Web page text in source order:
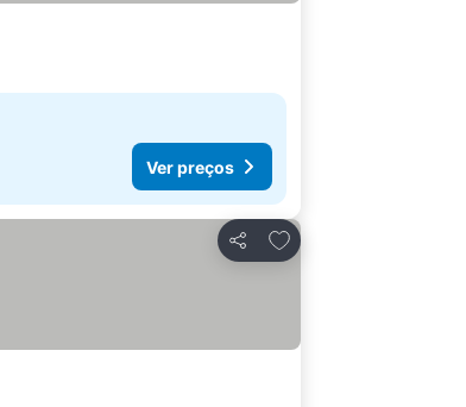
Ver preços
Partilhar
Adicionar aos favoritos